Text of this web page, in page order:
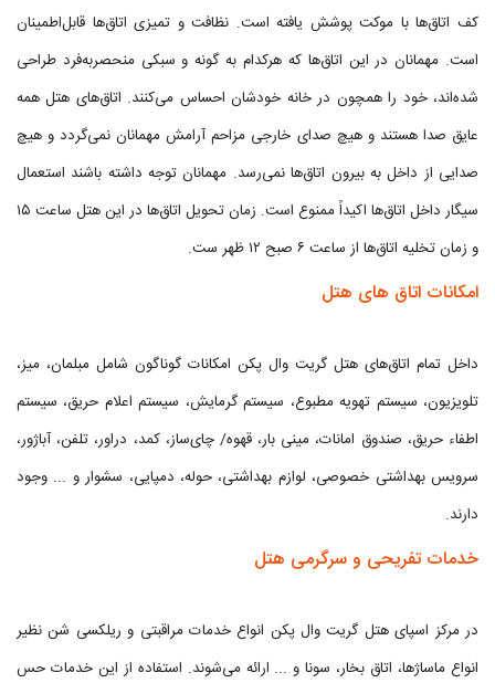
کف اتاق‌ها با موکت پوشش یافته است. نظافت و تمیزی اتاق‌ها قابل‌اطمینان
است. مهمانان در این اتاق‌ها که هرکدام به گونه و سبکی منحصربه‌فرد طراحی
شده‌اند، خود را همچون در خانه خودشان احساس می‌کنند. اتاق‌های هتل همه
عایق صدا هستند و هیچ صدای خارجی مزاحم آرامش مهمانان نمی‌گردد و هیچ
صدایی از داخل به بیرون اتاق‌ها نمی‌رسد. مهمانان توجه داشته باشند استعمال
سیگار داخل اتاق‌ها اکیداً ممنوع است. زمان تحویل اتاق‌ها در این هتل ساعت ۱۵
و زمان تخلیه اتاق‌ها از ساعت ۶ صبح ۱۲ ظهر ست.
امکانات اتاق های هتل
داخل تمام اتاق‌های هتل گریت وال پکن امکانات گوناگون شامل مبلمان، میز،
تلویزیون، سیستم تهویه مطبوع، سیستم گرمایش، سیستم اعلام حریق، سیستم
اطفاء حریق، صندوق امانات، مینی بار، قهوه/ چای‌ساز، کمد، دراور، تلفن، آباژور،
سرویس بهداشتی خصوصی، لوازم بهداشتی، حوله، دمپایی، سشوار و ... وجود
دارند.
خدمات تفریحی و سرگرمی هتل
در مرکز اسپای هتل گریت وال پکن انواع خدمات مراقبتی و ریلکسی شن نظیر
انواع ماساژها، اتاق بخار، سونا و ... ارائه می‌شوند. استفاده از این خدمات حس